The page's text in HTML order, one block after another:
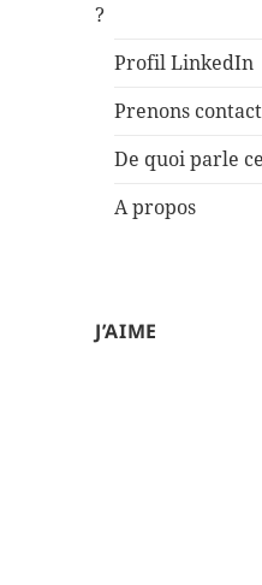
?
Profil LinkedIn
Prenons contact
De quoi parle
A propos
J’AIME